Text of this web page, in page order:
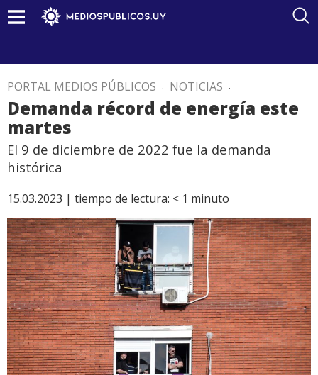
PORTAL MEDIOS PÚBLICOS . NOTICIAS .
Demanda récord de energía este
martes
El 9 de diciembre de 2022 fue la demanda
histórica
15.03.2023 | tiempo de lectura: < 1 minuto